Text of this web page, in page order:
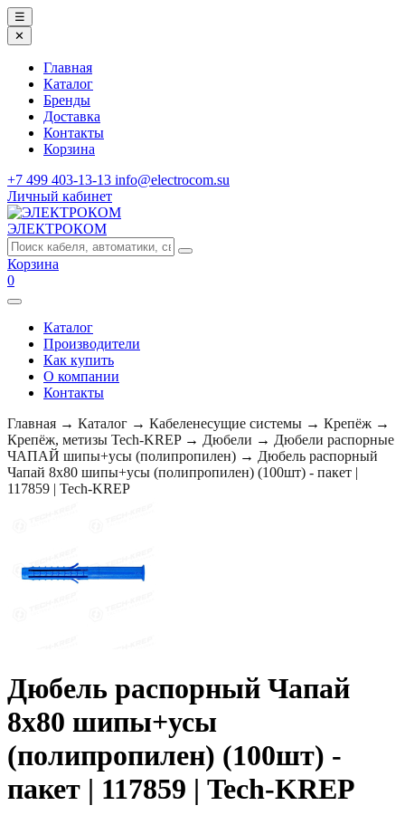
☰
✕
Главная
Каталог
Бренды
Доставка
Контакты
Корзина
+7 499 403-13-13 info@electrocom.su
Личный кабинет
ЭЛЕКТРОКОМ
Корзина
0
Каталог
Производители
Как купить
О компании
Контакты
Главная → Каталог → Кабеленесущие системы → Крепёж →
Крепёж, метизы Tech-KREP→ Дюбели → Дюбели распорные
ЧАПАЙ шипы+усы (полипропилен) → Дюбель распорный
Чапай 8х80 шипы+усы (полипропилен) (100шт) - пакет |
117859 | Tech-KREP
Дюбель распорный Чапай
8х80 шипы+усы
(полипропилен) (100шт) -
пакет | 117859 | Tech-KREP